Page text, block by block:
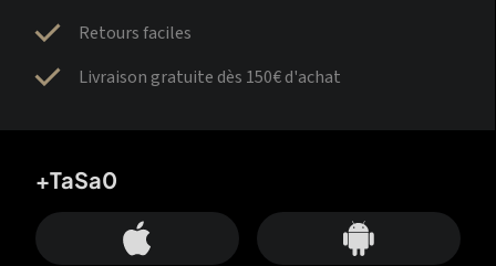
Retours faciles
Livraison gratuite dès 150€ d'achat
+TaSa0